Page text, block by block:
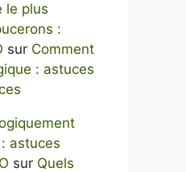
le plus
:
sur Comment
: astuces
astuces
sur Quels